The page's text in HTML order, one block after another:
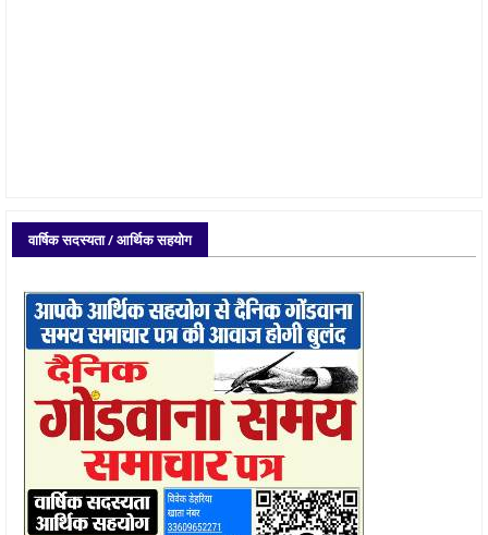
वार्षिक सदस्यता / आर्थिक सहयोग